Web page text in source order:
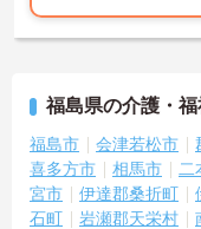
福島県の介護・
福島市 会津若松市
喜多方市
相馬市 二
宮市
伊達郡桑折町
石町
岩瀬郡天栄村